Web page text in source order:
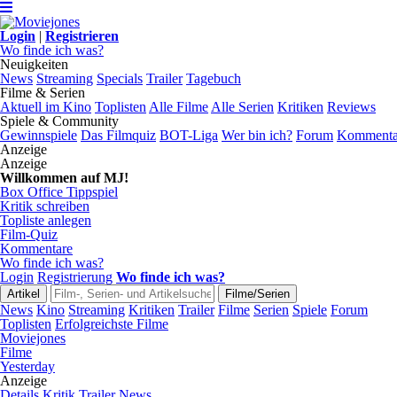
Login | Registrieren
Wo finde ich was?
Neuigkeiten
News Streaming Specials Trailer Tagebuch
Filme & Serien
Aktuell im Kino Toplisten Alle Filme Alle Serien Kritiken Reviews
Spiele & Community
Gewinnspiele Das Filmquiz BOT-Liga Wer bin ich? Forum
Anzeige
Anzeige
Willkommen auf MJ!
Box Office Tippspiel
Kritik schreiben
Topliste anlegen
Film-Quiz
Kommentare
Wo finde ich was?
Login Registrierung Wo finde ich was?
News Kino Streaming Kritiken Trailer Filme Serien Spiele Forum
Toplisten Erfolgreichste Filme
Moviejones
Filme
Yesterday
Anzeige